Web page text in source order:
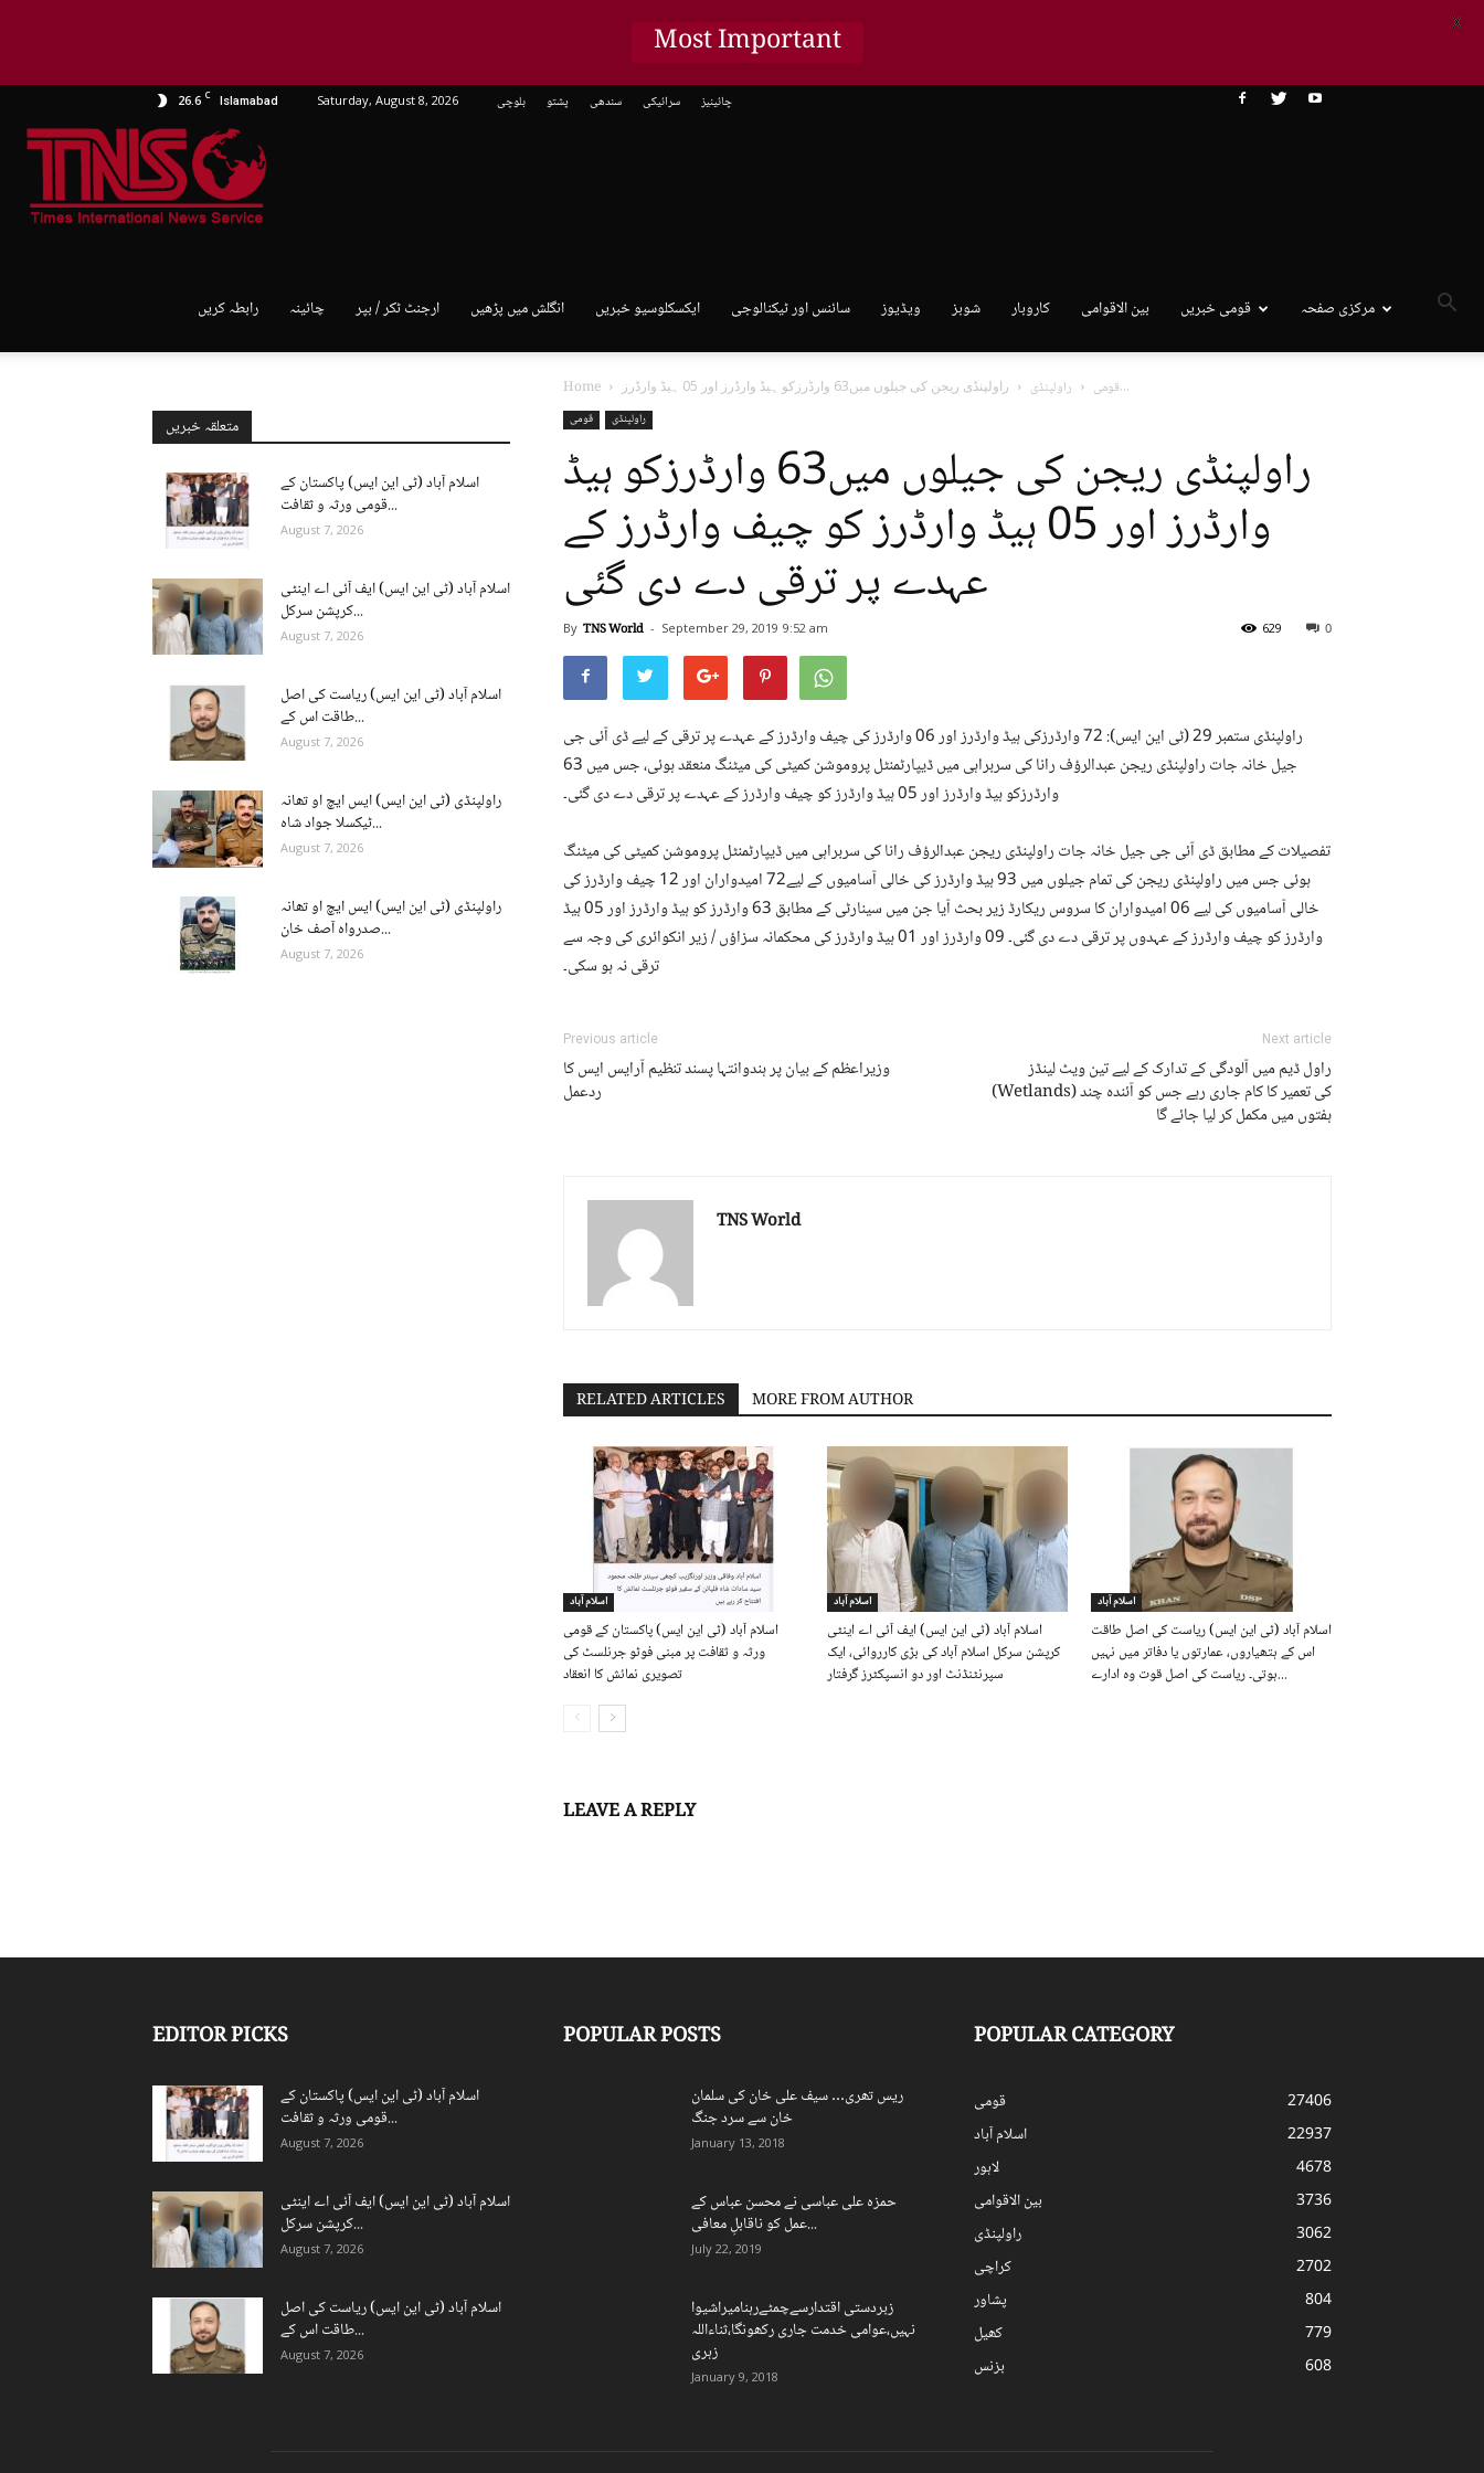
26.6 C Islamabad Saturday, August 8, 2026 بلوچی پشتو سندھی سرائیکی چائینیز
رابطہ کریں چائینہ ارجنٹ ٹکر / بپر انگلش میں پڑھیں ایکسکلوسیو خبریں سائنس اور ٹیکنالوجی ویڈیوز شوبز کاروبار بین الاقوامی قومی خبریں مرکزی صفحہ
Home قومی راولپنڈی
راولپنڈی ریجن کی جیلوں میں63 وارڈرزکو ہیڈ وارڈرز اور 05 ہیڈ وارڈرز...
قومی
راولپنڈی
راولپنڈی ریجن کی جیلوں میں63 وارڈرزکو ہیڈ
وارڈرز اور 05 ہیڈ وارڈرز کو چیف وارڈرز کے
عہدے پر ترقی دے دی گئی
By TNS World - September 29, 2019 9:52 am 0
629
راولپنڈی ستمبر 29 (ٹی این ایس): 72 وارڈرزکی ہیڈ وارڈرز اور 06 وارڈرز کی چیف وارڈرز کے عہدے پر ترقی کے لیے ڈی آئی جی
جیل خانہ جات راولپنڈی ریجن عبدالرؤف رانا کی سربراہی میں ڈیپارٹمنٹل پروموشن کمیٹی کی میٹنگ منعقد ہوئی، جس میں 63
وارڈرزکو ہیڈ وارڈرز اور 05 ہیڈ وارڈرز کو چیف وارڈرز کے عہدے پر ترقی دے دی گئی۔
تفصیلات کے مطابق ڈی آئی جی جیل خانہ جات راولپنڈی ریجن عبدالرؤف رانا کی سربراہی میں ڈیپارٹمنٹل پروموشن کمیٹی کی میٹنگ
ہوئی جس میں راولپنڈی ریجن کی تمام جیلوں میں 93 ہیڈ وارڈرز کی خالی آسامیوں کے لیے72 امیدواران اور 12 چیف وارڈرز کی
خالی آسامیوں کی لیے 06 امیدواران کا سروس ریکارڈ زیر بحث آیا جن میں سینارٹی کے مطابق 63 وارڈرز کو ہیڈ وارڈرز اور 05 ہیڈ
وارڈرز کو چیف وارڈرز کے عہدوں پر ترقی دے دی گئی۔ 09 وارڈرز اور 01 ہیڈ وارڈرز کی محکمانہ سزاؤں / زیر انکوائری کی وجہ سے
ترقی نہ ہو سکی۔
Previous article
وزیراعظم کے بیان پر ہندوانتہا پسند تنظیم آرایس ایس کا
ردعمل
Next article
راول ڈیم میں آلودگی کے تدارک کے لیے تین ویٹ لینڈز
(Wetlands) کی تعمیر کا کام جاری رہے جس کو آئندہ چند
ہفتوں میں مکمل کر لیا جائے گا
TNS World
RELATED ARTICLES MORE FROM AUTHOR
اسلام آباد
اسلام آباد (ٹی این ایس) پاکستان کے قومی
ورثہ و ثقافت پر مبنی فوٹو جرنلسٹ کی
تصویری نمائش کا انعقاد
اسلام آباد
اسلام آباد (ٹی این ایس) ایف آئی اے اینٹی
کرپشن سرکل اسلام آباد کی بڑی کارروائی، ایک
سپرنٹنڈنٹ اور دو انسپکٹرز گرفتار
اسلام آباد
اسلام آباد (ٹی این ایس) ریاست کی اصل طاقت
اس کے ہتھیاروں، عمارتوں یا دفاتر میں نہیں
ہوتی۔ ریاست کی اصل قوت وہ ادارے...
LEAVE A REPLY
متعلقہ خبریں
اسلام آباد (ٹی این ایس) پاکستان کے
قومی ورثہ و ثقافت...
August 7, 2026
اسلام آباد (ٹی این ایس) ایف آئی اے اینٹی
کرپشن سرکل...
August 7, 2026
اسلام آباد (ٹی این ایس) ریاست کی اصل
طاقت اس کے...
August 7, 2026
راولپنڈی (ٹی این ایس) ایس ایچ او تھانہ
ٹیکسلا جواد شاہ...
August 7, 2026
راولپنڈی (ٹی این ایس) ایس ایچ او تھانہ
صدرواہ آصف خان...
August 7, 2026
EDITOR PICKS
اسلام آباد (ٹی این ایس) پاکستان کے
قومی ورثہ و ثقافت...
August 7, 2026
اسلام آباد (ٹی این ایس) ایف آئی اے اینٹی
کرپشن سرکل...
August 7, 2026
اسلام آباد (ٹی این ایس) ریاست کی اصل
طاقت اس کے...
August 7, 2026
POPULAR POSTS
ریس تھری… سیف علی خان کی سلمان
خان سے سرد جنگ
January 13, 2018
حمزہ علی عباسی نے محسن عباس کے
عمل کو ناقابلِ معافی...
July 22, 2019
زبردستی اقتدارسےچمٹےرہنامیراشیوا
نہیں،عوامی خدمت جاری رکھونگا،ثناءاللہ
زہری
January 9, 2018
POPULAR CATEGORY
قومی
27406
اسلام آباد
22937
لاہور
4678
بین الاقوامی
3736
راولپنڈی
3062
کراچی
2702
پشاور
804
کھیل
779
بزنس
608
Most Important X